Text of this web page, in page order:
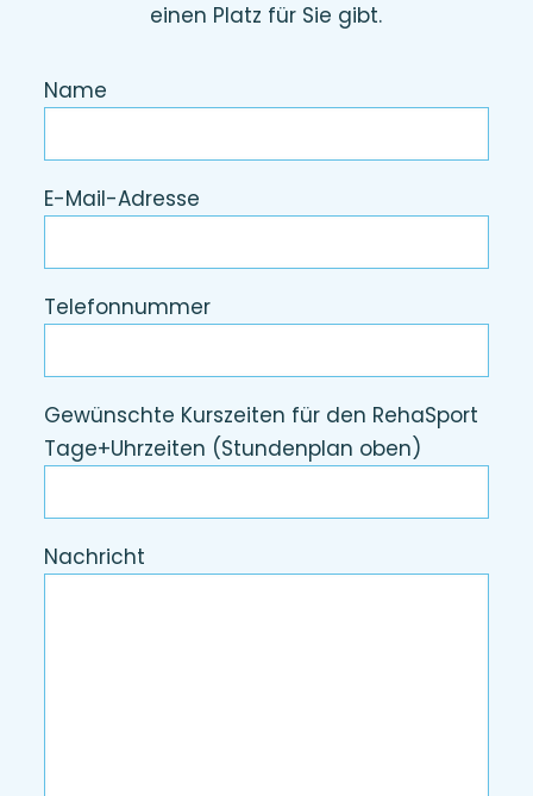
einen Platz für Sie gibt.
Name
E-Mail-Adresse
Telefonnummer
Gewünschte Kurszeiten für den RehaSport
Tage+Uhrzeiten (Stundenplan oben)
Nachricht